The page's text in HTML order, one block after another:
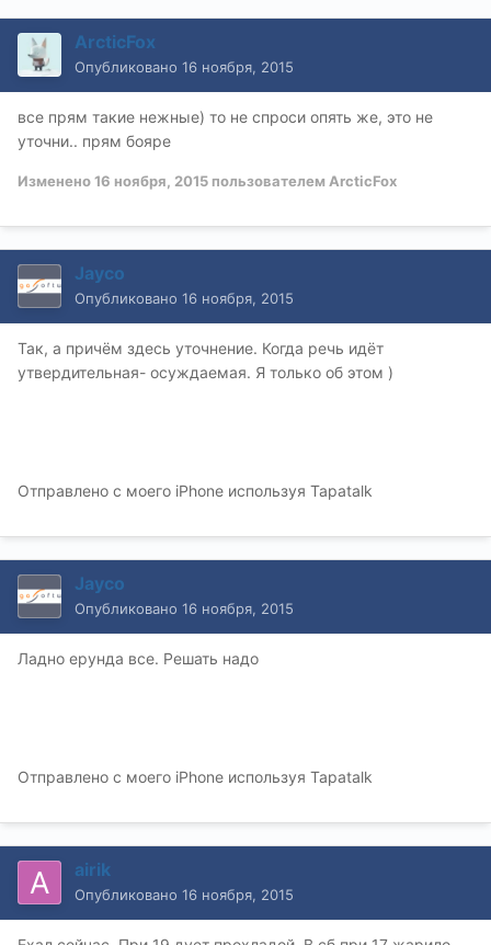
ArcticFox
Опубликовано 16 ноября, 2015
все прям такие нежные) то не спроси опять же, это не
уточни.. прям бояре
Изменено16 ноября, 2015 пользователем ArcticFox
Jayco
Опубликовано 16 ноября, 2015
Так, а причём здесь уточнение. Когда речь идёт
утвердительная- осуждаемая. Я только об этом )
Отправлено с моего iPhone используя Tapatalk
Jayco
Опубликовано 16 ноября, 2015
Ладно ерунда все. Решать надо
Отправлено с моего iPhone используя Tapatalk
airik
Опубликовано 16 ноября, 2015